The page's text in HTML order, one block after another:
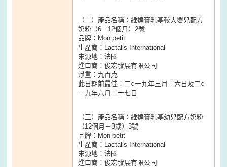
（二）產品名稱：維達寶乳基較大嬰兒配方
奶粉（6－12個月）2號
品牌：Mon petit
生產商：Lactalis International
來源地：法國
進口商：俊宏發展有限公司
淨重：九百克
此日期前最佳：二○一九年三月十六日及二○
一九年六月二十七日
（三）產品名稱：維達寶乳基幼兒配方奶粉
（12個月－3歲）3號
品牌：Mon petit
生產商：Lactalis International
來源地：法國
進口商：俊宏發展有限公司